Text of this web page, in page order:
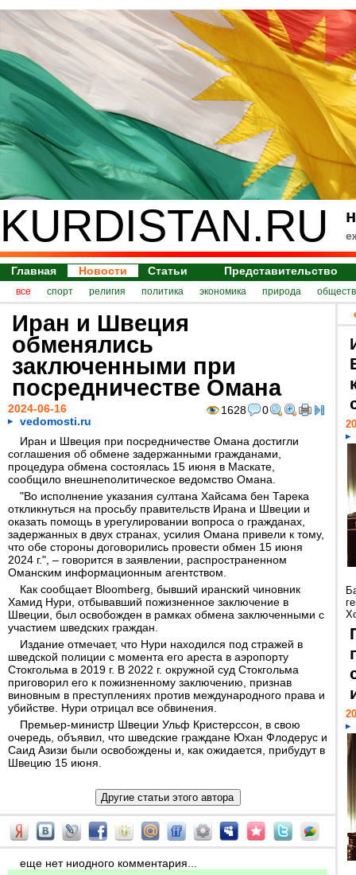
KURDISTAN.RU
Главная Новости Статьи Представительство
все спорт религия политика экономика природа
Иран и Швеция
обменялись
заключенными при
посредничестве Омана
1628 0
2024-06-16
vedomosti.ru
Иран и Швеция при посредничестве Омана достигли
соглашения об обмене задержанными гражданами,
процедура обмена состоялась 15 июня в Маскате,
сообщило внешнеполитическое ведомство Омана.
"Во исполнение указания султана Хайсама бен Тарека
откликнуться на просьбу правительств Ирана и Швеции и
оказать помощь в урегулировании вопроса о гражданах,
задержанных в двух странах, усилия Омана привели к тому,
что обе стороны договорились провести обмен 15 июня
2024 г.", – говорится в заявлении, распространенном
Оманским информационным агентством.
Как сообщает Bloomberg, бывший иранский чиновник
Хамид Нури, отбывавший пожизненное заключение в
Швеции, был освобожден в рамках обмена заключенными с
участием шведских граждан.
Издание отмечает, что Нури находился под стражей в
шведской полиции с момента его ареста в аэропорту
Стокгольма в 2019 г. В 2022 г. окружной суд Стокгольма
приговорил его к пожизненному заключению, признав
виновным в преступлениях против международного права и
убийстве. Нури отрицал все обвинения.
Премьер-министр Швеции Ульф Кристерссон, в свою
очередь, объявил, что шведские граждане Юхан Флодерус и
Саид Азизи были освобождены и, как ожидается, прибудут в
Швецию 15 июня.
еще нет ниодного комментария...